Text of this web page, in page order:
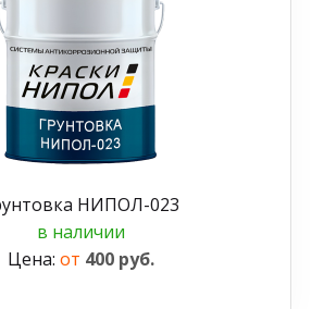
НИПОЛ-023
в наличии
Цена: от 400 руб.